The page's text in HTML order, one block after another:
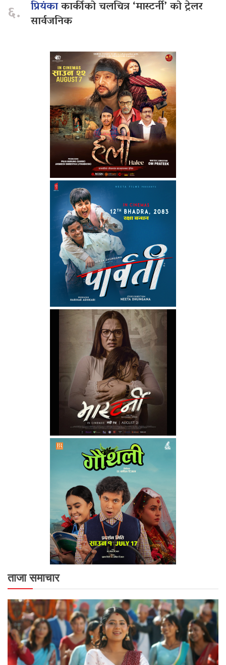
६. प्रियंकाकार्कीको चलचित्र ‘मास्टर्नी’ को ट्रेलर
सार्वजनिक
ताजा समाचार